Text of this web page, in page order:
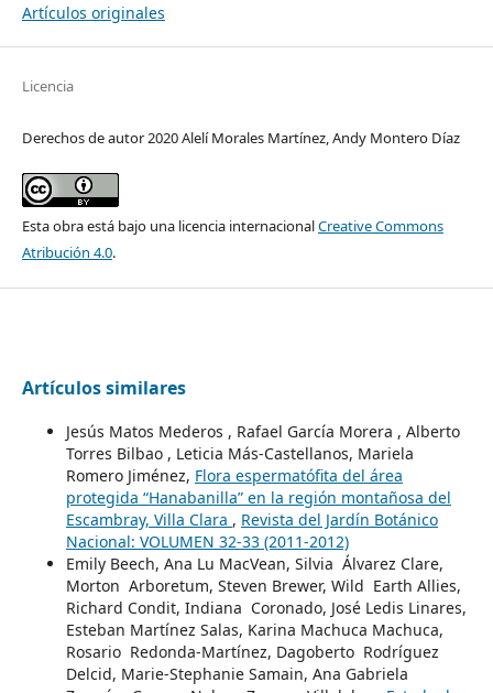
Artículos originales
Licencia
Derechos de autor 2020 Alelí Morales Martínez, Andy Montero Díaz
Esta obra está bajo una licencia internacionalCreative Commons
Atribución 4.0.
Artículos similares
Jesús Matos Mederos , Rafael García Morera , Alberto
Torres Bilbao , Leticia Más-Castellanos, Mariela
Romero Jiménez, Flora espermatófita del área
protegida “Hanabanilla” en la región montañosa del
Escambray, Villa Clara , Revista del Jardín Botánico
Nacional: VOLUMEN 32-33 (2011-2012)
Emily Beech, Ana Lu MacVean, Silvia Álvarez Clare,
Morton Arboretum, Steven Brewer, Wild Earth Allies,
Richard Condit, Indiana Coronado, José Ledis Linares,
Esteban Martínez Salas, Karina Machuca Machuca,
Rosario Redonda-Martínez, Dagoberto Rodríguez
Delcid, Marie-Stephanie Samain, Ana Gabriela